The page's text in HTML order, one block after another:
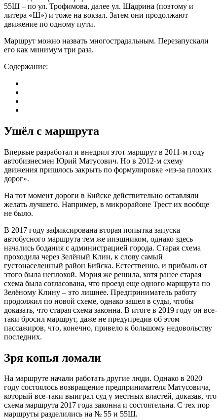
55Ш – по ул. Трофимова, далее ул. Шадрина (поэтому и
литера «Ш») и тоже на вокзал. Затем они продолжают
движение по одному пути.
Маршрут можно назвать многострадальным. Перезапускали
его как минимум три раза.
Содержание:
Ушёл с маршрута
Впервые разработал и внедрил этот маршрут в 2011-м году
автобизнесмен Юрий Матусович. Но в 2012-м схему
движения пришлось закрыть по формулировке «из-за плохих
дорог».
На тот момент дороги в Бийске действительно оставляли
желать лучшего. Например, в микрорайоне Трест их вообще
не было.
В 2017 году зафиксирована вторая попытка запуска
автобусного маршрута тем же ипэшником, однако здесь
начались бодания с администрацией города. Старая схема
проходила через Зелёный Клин, к слову самый
густонаселенный район Бийска. Естественно, и прибыль от
этого была неплохой. Мэрия же решила, хотя ранее старая
схема была согласована, что проезд еще одного маршрута по
Зелёному Клину – это лишнее. Предприниматель работу
продолжил по новой схеме, однако зашел в суды, чтобы
доказать, что старая схема законна. В итоге в 2019 году он все-
таки бросил маршрут, даже не предупредив об этом
пассажиров, что, конечно, привело к большому недовольству
последних.
Зря копья ломали
На маршруте начали работать другие люди. Однако в 2020
году состоялось возвращение предпринимателя Матусовича,
который все-таки выиграл суд у местных властей, доказав, что
схема маршрута 2017 года законна и состоятельна. С тех пор
маршруты разделились на № 55 и 55Ш.